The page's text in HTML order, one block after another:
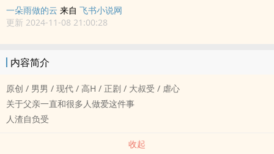
一朵雨做的云 来自 飞书小说网
更新 2024-11-08 21:00:28
内容简介
原创 / 男男 / 现代 / 高H / 正剧 / 大叔受 / 虐心
关于父亲一直和很多人做爱这件事
人渣自负受
收起